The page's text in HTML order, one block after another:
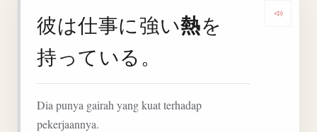
彼は仕事に強い熱を
持っている。
Dia punya gairah yang kuat terhadap
pekerjaannya.